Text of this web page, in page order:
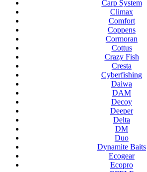
Carp System
Climax
Comfort
Coppens
Cormoran
Cottus
Crazy Fish
Cresta
Cyberfishing
Daiwa
DAM
Decoy
Deeper
Delta
DM
Duo
Dynamite Baits
Ecogear
Ecopro